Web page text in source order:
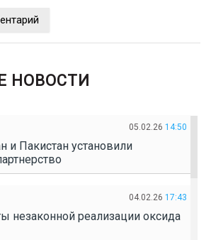
НОВОСТИ
05.02.26 14:50
и Пакистан установили
04.02.26 17:43
незаконной реализации оксида